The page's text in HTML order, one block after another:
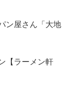
ン屋さん「大地
【ラーメン軒